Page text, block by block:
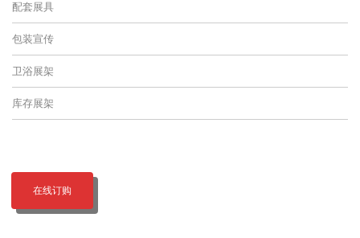
配套展具
包装宣传
卫浴展架
库存展架
在线订购